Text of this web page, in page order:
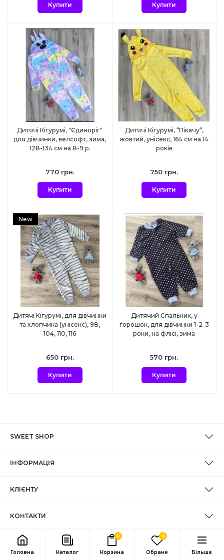
Головна Каталог
0
Корзина
0
Обране Більше
Купити Купити
Дитячі Кігурумі, "Єдиноріг"
для дівчинки, велсофт, зима,
128-134 см на 8-9 р.
770 грн.
Купити
Дитячі Кігурумі, “Пікачу“,
жовтий, унісекс, 164 см на 14
років
750 грн.
Купити
New
Дитячі Кігурумі, для дівчинки
та хлопчика (унісекс), 98,
104, 110, 116
650 грн.
Купити
Дитячий Спальник, у
горошок, для дівчинки 1-2-3
роки, на флісі, зима
570 грн.
Купити
SWEET SHOP
ІНФОРМАЦІЯ
КЛІЄНТУ
КОНТАКТИ